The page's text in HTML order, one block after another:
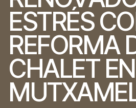
ESTRÉS CO
REFORMA
CHALET EN
MUTXAME